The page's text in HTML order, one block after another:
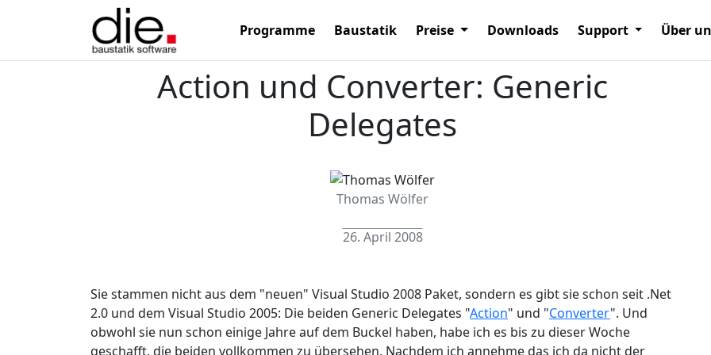
Programme Baustatik Preise Downloads Support Über
Action und Converter: Generic
Delegates
Thomas Wölfer
26. April 2008
Sie stammen nicht aus dem "neuen" Visual Studio 2008 Paket, sondern es gibt sie schon seit .Net
2.0 und dem Visual Studio 2005: Die beiden Generic Delegates "Action" und "Converter". Und
obwohl sie nun schon einige Jahre auf dem Buckel haben, habe ich es bis zu dieser Woche
geschafft, die beiden vollkommen zu übersehen. Nachdem ich annehme das ich da nicht der